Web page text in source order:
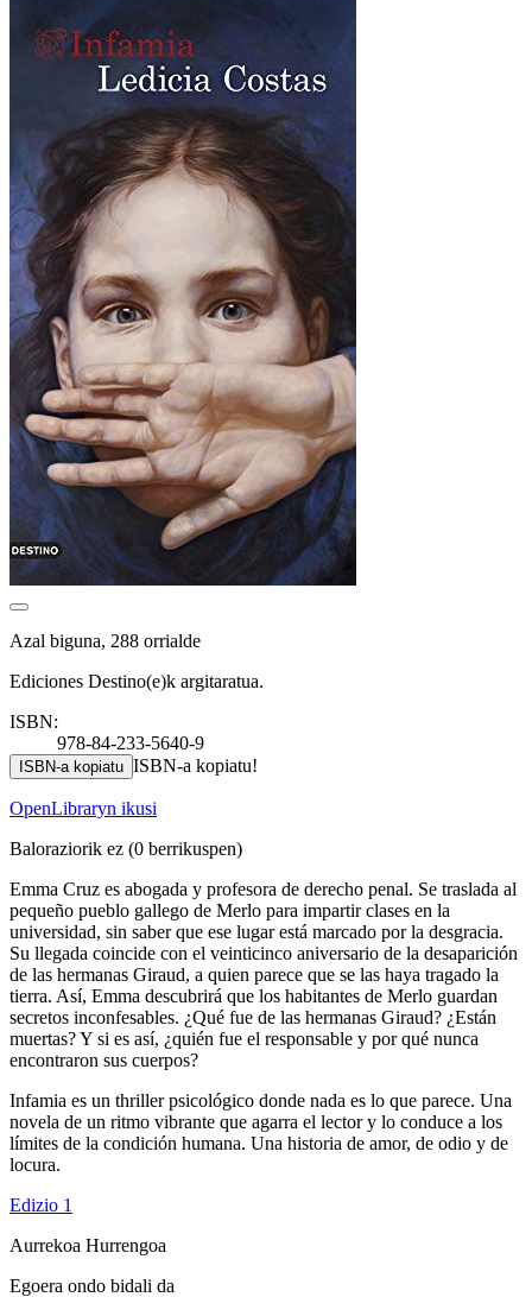
Azal biguna, 288 orrialde
Ediciones Destino(e)k argitaratua.
ISBN:
978-84-233-5640-9
ISBN-a kopiatu ISBN-a kopiatu!
OpenLibraryn ikusi
Baloraziorik ez (0 berrikuspen)
Emma Cruz es abogada y profesora de derecho penal. Se traslada al
pequeño pueblo gallego de Merlo para impartir clases en la
universidad, sin saber que ese lugar está marcado por la desgracia.
Su llegada coincide con el veinticinco aniversario de la desaparición
de las hermanas Giraud, a quien parece que se las haya tragado la
tierra. Así, Emma descubrirá que los habitantes de Merlo guardan
secretos inconfesables. ¿Qué fue de las hermanas Giraud? ¿Están
muertas? Y si es así, ¿quién fue el responsable y por qué nunca
encontraron sus cuerpos?
Infamia es un thriller psicológico donde nada es lo que parece. Una
novela de un ritmo vibrante que agarra el lector y lo conduce a los
límites de la condición humana. Una historia de amor, de odio y de
locura.
Edizio 1
Aurrekoa Hurrengoa
Egoera ondo bidali da